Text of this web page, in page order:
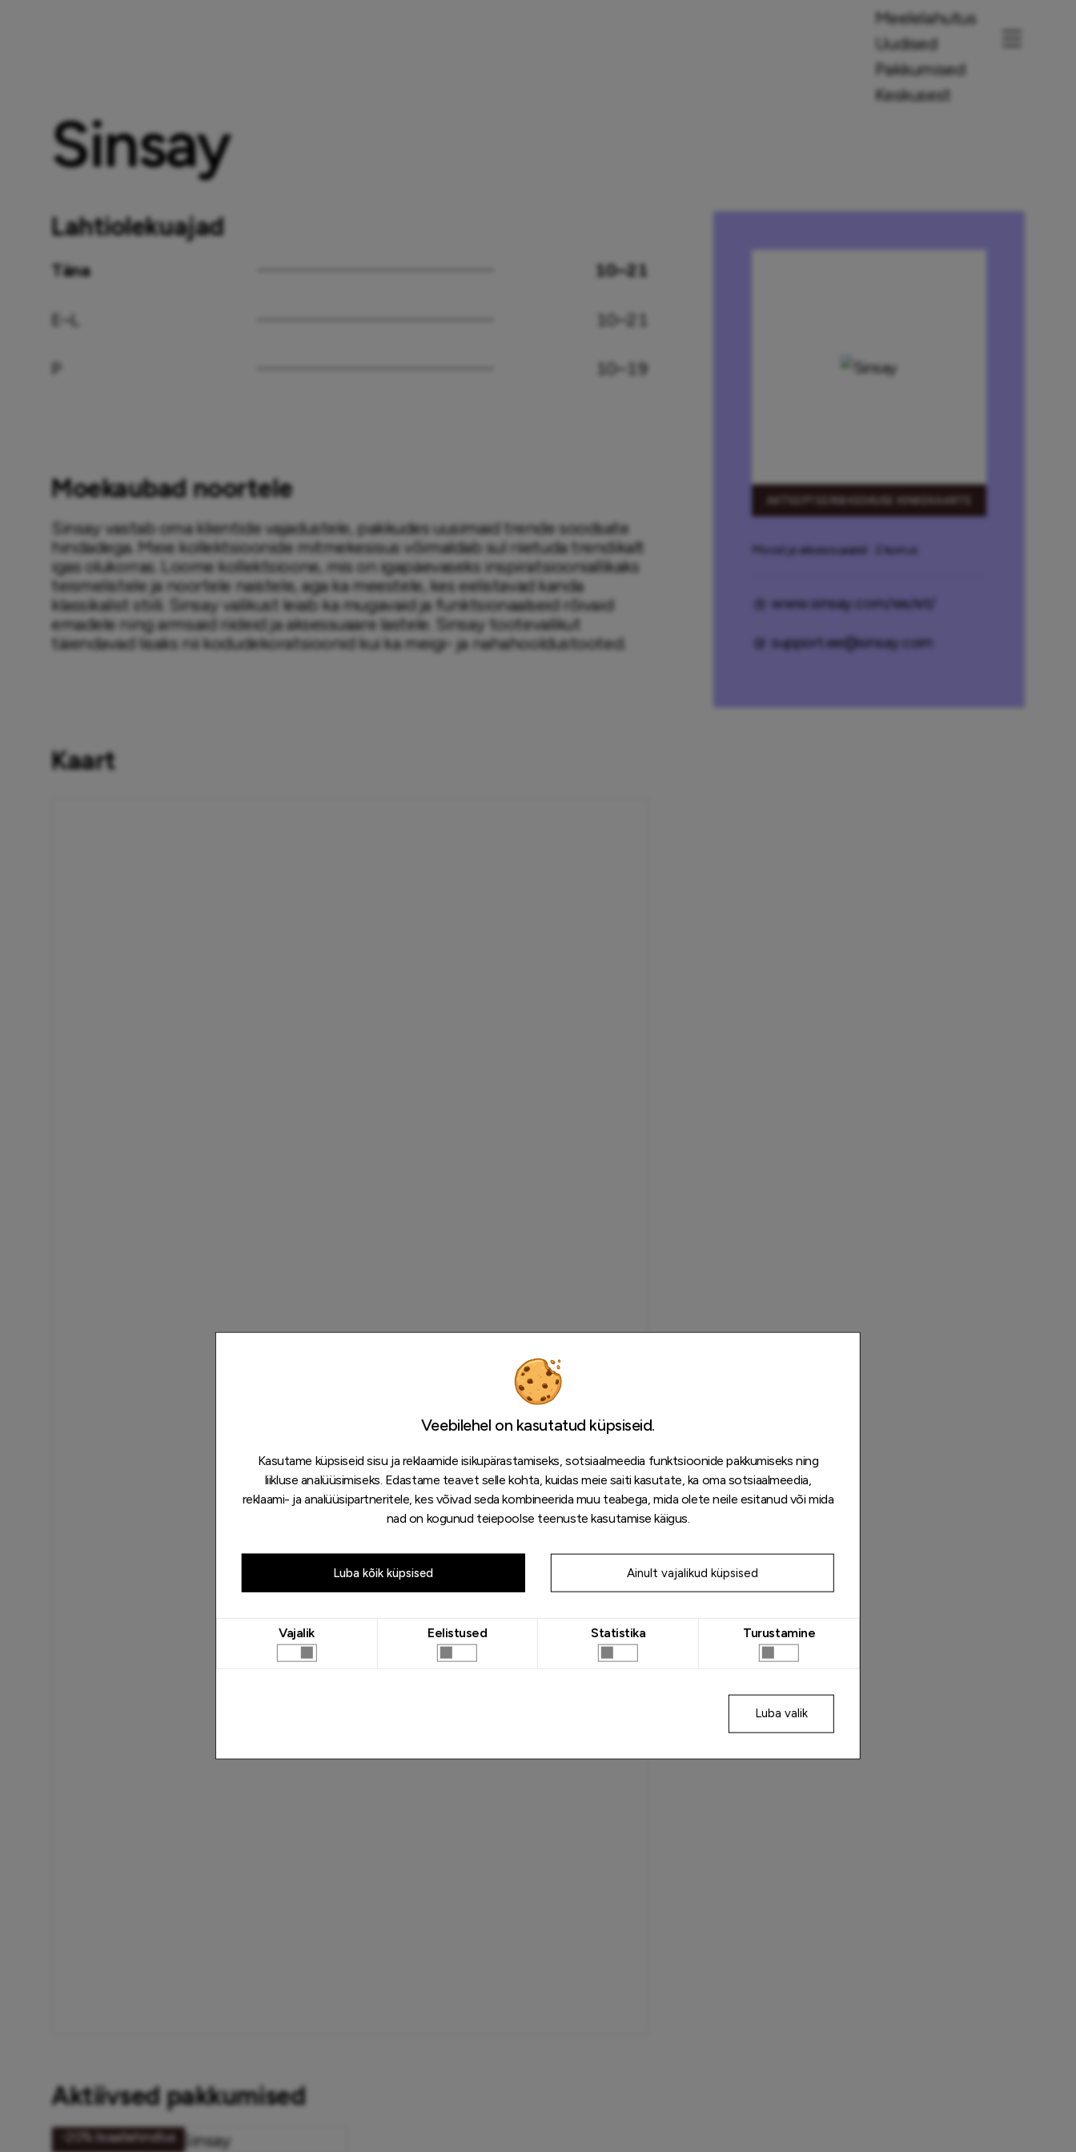
Veebilehel on kasutatud küpsiseid.
Kasutame küpsiseid sisu ja reklaamide isikupärastamiseks, sotsiaalmeedia funktsioonide pakkumiseks ning
liikluse analüüsimiseks. Edastame teavet selle kohta, kuidas meie saiti kasutate, ka oma sotsiaalmeedia,
reklaami- ja analüüsipartneritele, kes võivad seda kombineerida muu teabega, mida olete neile esitanud või mida
nad on kogunud teiepoolse teenuste kasutamise käigus.
Luba kõik küpsised Ainult vajalikud küpsised
Vajalik Eelistused Statistika Turustamine
Luba valik
Meelelahutus
Uudised
Pakkumised
Keskusest
Sinsay
Lahtiolekuajad
Täna 10–21
E–L 10–21
P 10–19
Moekaubad noortele
Sinsay vastab oma klientide vajadustele, pakkudes uusimaid trende soodsate
hindadega. Meie kollektsioonide mitmekesisus võimaldab sul riietuda trendikalt
igas olukorras. Loome kollektsioone, mis on igapäevaseks inspiratsiooniallikaks
teismelistele ja noortele naistele, aga ka meestele, kes eelistavad kanda
klassikalist stiili. Sinsay valikust leiab ka mugavaid ja funktsionaalseid rõivaid
emadele ning armsaid riideid ja aksessuaare lastele. Sinsay tootevalikut
täiendavad lisaks nii kodudekoratsioonid kui ka meigi- ja nahahooldustooted.
Kaart
AKTSEPTEERIB KESKUSE KINKEKAARTE
Mood ja aksessuaarid · 2 korrus
www.sinsay.com/ee/et/
support.ee@sinsay.com
Aktiivsed pakkumised
-20% lisaallahindlus